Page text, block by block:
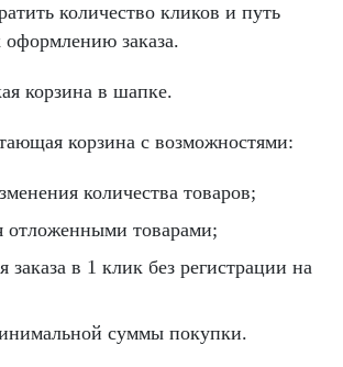
количество кликов и путь
оформлению заказа.
корзина в шапке.
корзина с возможностями:
количества товаров;
отложенными товарами;
заказа в 1 клик без регистрации на
суммы покупки.